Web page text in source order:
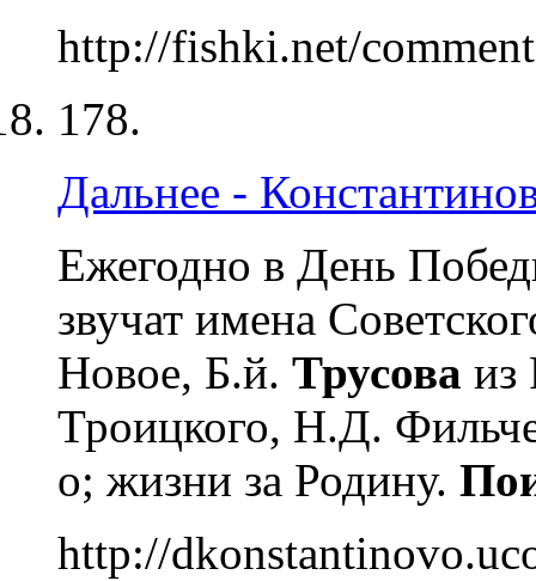
http://fishki.net/
178.
Дальнее -
Ежегодно в День
звучат имена
Новое, Б.й. Трусова из
Троицкого, Н.Д.
о; жизни за Родину.
http://